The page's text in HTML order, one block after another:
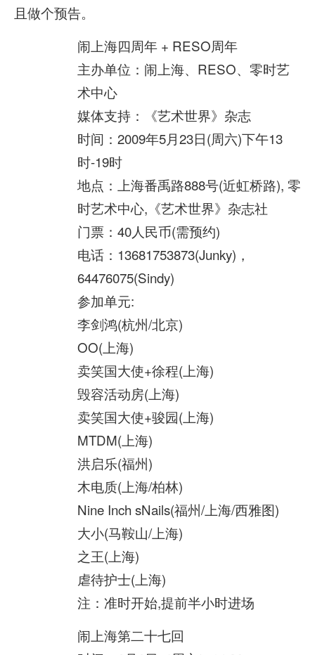
且做个预告。
闹上海四周年 + RESO周年
主办单位：闹上海、RESO、零时艺
术中心
媒体支持：《艺术世界》杂志
时间：2009年5月23日(周六)下午13
时-19时
地点：上海番禹路888号(近虹桥路), 零
时艺术中心,《艺术世界》杂志社
门票：40人民币(需预约)
电话：13681753873(Junky)，
64476075(Sindy)
参加单元:
李剑鸿(杭州/北京)
OO(上海)
卖笑国大使+徐程(上海)
毁容活动房(上海)
卖笑国大使+骏园(上海)
MTDM(上海)
洪启乐(福州)
木电质(上海/柏林)
Nine Inch sNails(福州/上海/西雅图)
大小(马鞍山/上海)
之王(上海)
虐待护士(上海)
注：准时开始,提前半小时进场
闹上海第二十七回